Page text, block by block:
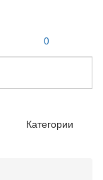
0
Категории